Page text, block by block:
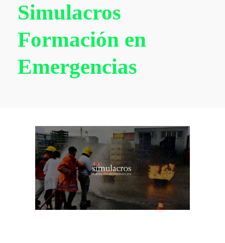
Simulacros
Formación en
Emergencias